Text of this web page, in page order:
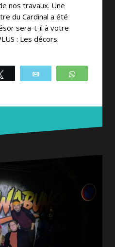
nos travaux. Une
du Cardinal a été
sera-t-il à votre
: Les décors.
Tweetez